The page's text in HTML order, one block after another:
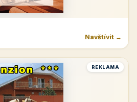
Navštívit →
REKLAMA